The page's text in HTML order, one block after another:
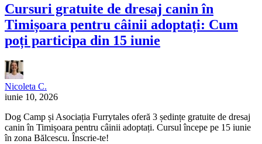
Cursuri gratuite de dresaj canin în
Timișoara pentru câinii adoptați: Cum
poți participa din 15 iunie
Nicoleta C.
iunie 10, 2026
Dog Camp și Asociația Furrytales oferă 3 ședințe gratuite de dresaj
canin în Timișoara pentru câinii adoptați. Cursul începe pe 15 iunie
în zona Bălcescu. Înscrie-te!